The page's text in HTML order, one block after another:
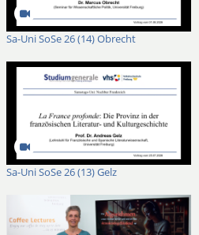
Sa-Uni SoSe 26 (14) Obrecht
Sa-Uni SoSe 26 (13) Gelz